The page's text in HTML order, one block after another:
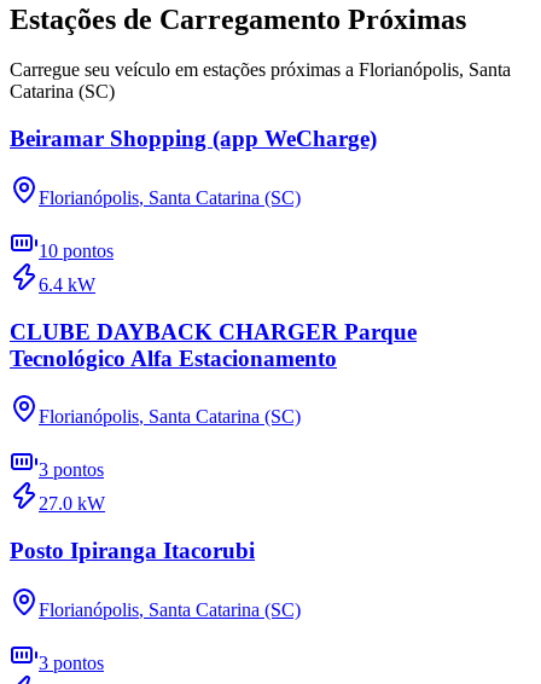
Estações de Carregamento Próximas
Carregue seu veículo em estações próximas a Florianópolis, Santa
Catarina (SC)
Beiramar Shopping (app WeCharge)
Florianópolis, Santa Catarina (SC)
10 pontos
6.4 kW
CLUBE DAYBACK CHARGER Parque
Tecnológico Alfa Estacionamento
Florianópolis, Santa Catarina (SC)
3 pontos
27.0 kW
Posto Ipiranga Itacorubi
Florianópolis, Santa Catarina (SC)
3 pontos